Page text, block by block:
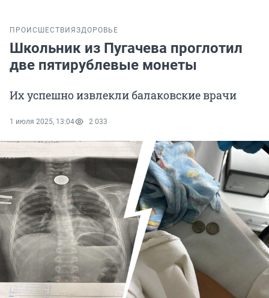
ПРОИСШЕСТВИЯ ЗДОРОВЬЕ
Школьник из Пугачева проглотил
две пятирублевые монеты
Их успешно извлекли балаковские врачи
1 июля 2025, 13:04 2 033